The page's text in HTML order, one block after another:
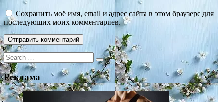
Сохранить моё имя, email и адрес сайта в этом браузере для
последующих моих комментариев.
Search
for:
Реклама